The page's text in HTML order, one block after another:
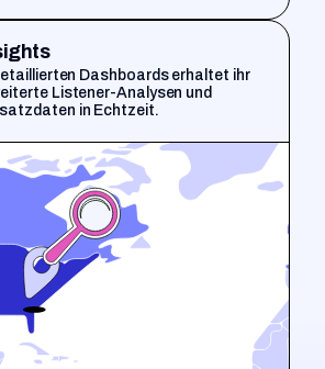
Dashboards erhaltet ihr
Listener-Analysen und
in Echtzeit.